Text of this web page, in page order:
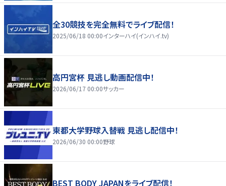
全30競技を完全無料でライブ配信！
2025/06/18 00:00インターハイ(インハイ.tv)
高円宮杯 見逃し動画配信中！
2026/06/17 00:00サッカー
東都大学野球入替戦 見逃し配信中！
2026/06/30 00:00野球
BEST BODY JAPANをライブ配信！